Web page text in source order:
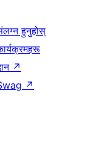
हुनुहोस्
↗
↗